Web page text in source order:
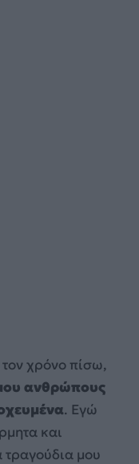
τον χρόνο πίσω,
ανθρώπους
. Εγώ
και
μου